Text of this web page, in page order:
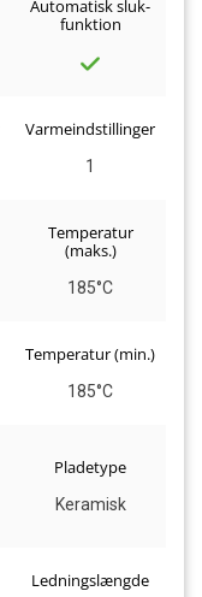
Automatisk sluk-
funktion
Varmeindstillinger
1
Temperatur
(maks.)
185°C
Temperatur (min.)
185°C
Pladetype
Keramisk
Ledningslængde